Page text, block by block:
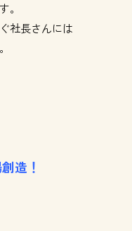
。
社長さんには
造！